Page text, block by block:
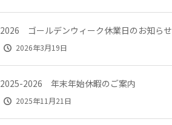
2026 ゴールデンウィーク休業日のお知らせ
2026年3月19日
2025-2026 年末年始休暇のご案内
2025年11月21日